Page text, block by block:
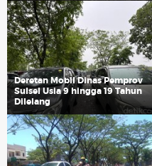
Deretan Mobil Dinas Pemprov
Sulsel Usia 9 hingga 19 Tahun
Dilelang